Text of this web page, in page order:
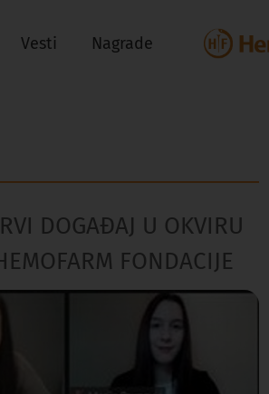
Vesti Nagrade
DOGAĐAJ U OKVIRU
FONDACIJE